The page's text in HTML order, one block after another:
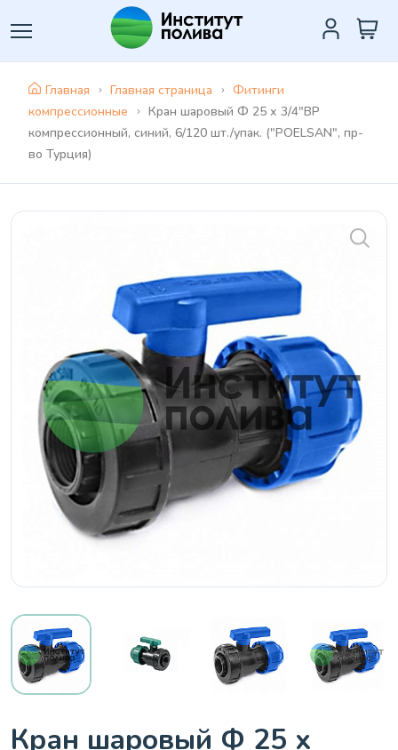
Главная Главная страница
Фитинги
компрессионные
Кран шaровый Ф 25 х 3/4"ВР
компрессионный, синий, 6/120 шт./упак. ("POELSAN", пр-
во Турция)
Кран шaровый Ф 25 х